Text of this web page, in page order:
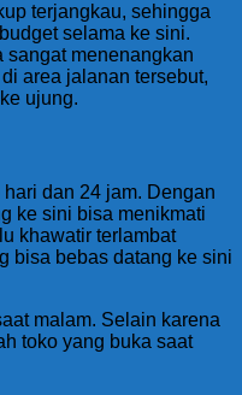
terjangkau, sehingga
selama ke sini.
sangat menenangkan
area jalanan tersebut,
ujung.
dan 24 jam. Dengan
ke sini bisa menikmati
khawatir terlambat
bisa bebas datang ke sini
malam. Selain karena
toko yang buka saat